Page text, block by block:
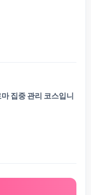
집중 관리 코스입니